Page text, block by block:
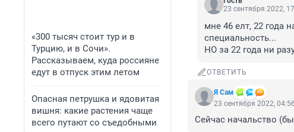
«300 тысяч стоит тур и в
Турцию, и в Сочи».
Рассказываем, куда россияне
едут в отпуск этим летом
Опасная петрушка и ядовитая
вишня: какие растения чаще
всего путают со съедобными
23 сентября 2022,
мне 46 елт, 22 года
специальность...
НО за 22 года ни
ОТВЕТИТЬ
Я Сам
23 сентября 2022, 04:56
Сейчас начальство